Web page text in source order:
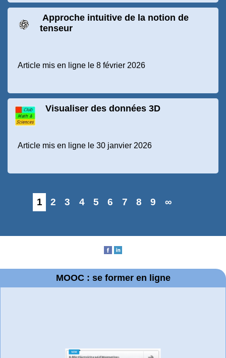
Approche intuitive de la notion de
tenseur
Article mis en ligne le 8 février 2026
Visualiser des données 3D
Article mis en ligne le 30 janvier 2026
1 2 3 4 5 6 7 8 9 ∞
MOOC : se former en ligne